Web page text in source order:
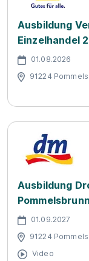
Ausbildung
Einzelhandel
01.08.2026
91224
Ausbildung
Pommelsbrunn
01.09.2027
91224
Video